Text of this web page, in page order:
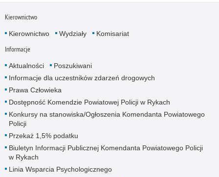
Kierownictwo
Kierownictwo Wydziały Komisariat
Informacje
Aktualności
Poszukiwani
Informacje dla uczestników zdarzeń drogowych
Prawa Człowieka
Dostępność Komendzie Powiatowej Policji w Rykach
Konkursy na stanowiska/Ogłoszenia Komendanta Powiatowego
Policji
Przekaż 1,5% podatku
Biuletyn Informacji Publicznej Komendanta Powiatowego Policji
w Rykach
Linia Wsparcia Psychologicznego